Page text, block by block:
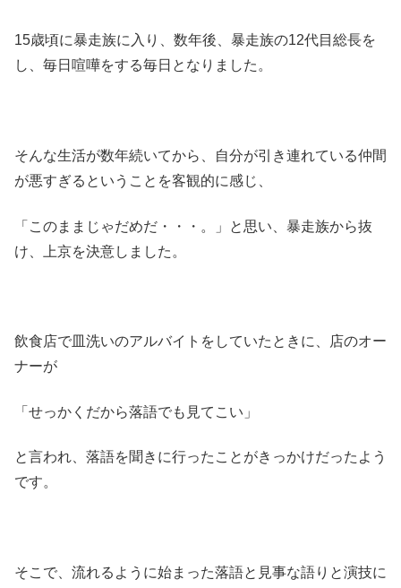
15歳頃に暴走族に入り、数年後、暴走族の12代目総長を
し、毎日喧嘩をする毎日となりました。
そんな生活が数年続いてから、自分が引き連れている仲間
が悪すぎるということを客観的に感じ、
「このままじゃだめだ・・・。」と思い、暴走族から抜
け、上京を決意しました。
飲食店で皿洗いのアルバイトをしていたときに、店のオー
ナーが
「せっかくだから落語でも見てこい」
と言われ、落語を聞きに行ったことがきっかけだったよう
です。
そこで、流れるように始まった落語と見事な語りと演技に